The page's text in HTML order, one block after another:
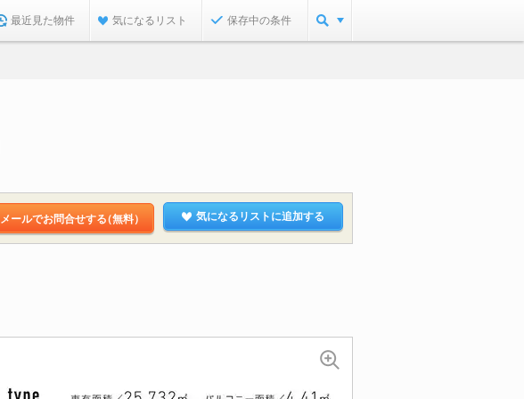
最近見た物件 気になるリスト 保存中の条件
メールでお問合せする（無料） 気になるリストに追加する